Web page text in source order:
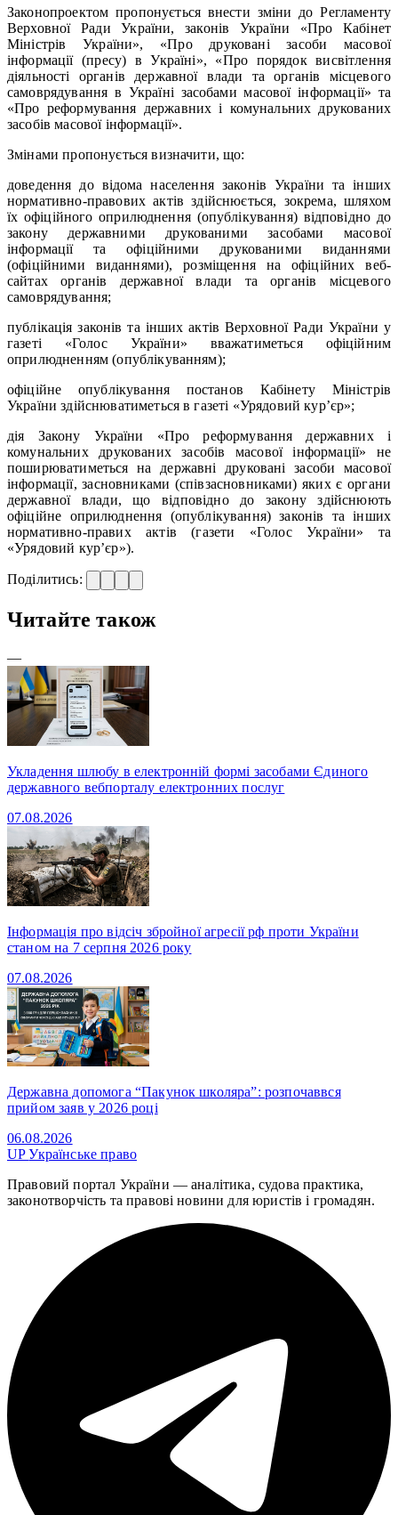
Законопроектом пропонується внести зміни до Регламенту
Верховної Ради України, законів України «Про Кабінет
Міністрів України», «Про друковані засоби масової
інформації (пресу) в Україні», «Про порядок висвітлення
діяльності органів державної влади та органів місцевого
самоврядування в Україні засобами масової інформації» та
«Про реформування державних і комунальних друкованих
засобів масової інформації».
Змінами пропонується визначити, що:
доведення до відома населення законів України та інших
нормативно-правових актів здійснюється, зокрема, шляхом
їх офіційного оприлюднення (опублікування) відповідно до
закону державними друкованими засобами масової
інформації та офіційними друкованими виданнями
(офіційними виданнями), розміщення на офіційних веб-
сайтах органів державної влади та органів місцевого
самоврядування;
публікація законів та інших актів Верховної Ради України у
газеті «Голос України» вважатиметься офіційним
оприлюдненням (опублікуванням);
офіційне опублікування постанов Кабінету Міністрів
України здійснюватиметься в газеті «Урядовий кур’єр»;
дія Закону України «Про реформування державних і
комунальних друкованих засобів масової інформації» не
поширюватиметься на державні друковані засоби масової
інформації, засновниками (співзасновниками) яких є органи
державної влади, що відповідно до закону здійснюють
офіційне оприлюднення (опублікування) законів та інших
нормативно-правих актів (газети «Голос України» та
«Урядовий кур’єр»).
Поділитись:
Читайте також
—
Укладення шлюбу в електронній формі засобами Єдиного
державного вебпорталу електронних послуг
07.08.2026
Інформація про відсіч збройної агресії рф проти України
станом на 7 серпня 2026 року
07.08.2026
Державна допомога “Пакунок школяра”: розпочаввся
прийом заяв у 2026 році
06.08.2026
UPУкраїнське право
Правовий портал України — аналітика, судова практика,
законотворчість та правові новини для юристів і громадян.